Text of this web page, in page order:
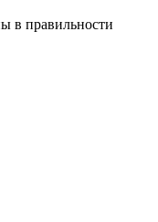
в правильности